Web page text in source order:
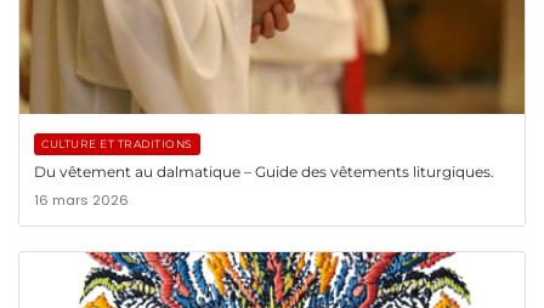
CULTURE ET TRADITIONS
Du vêtement au dalmatique – Guide des vêtements liturgiques.
16 mars 2026